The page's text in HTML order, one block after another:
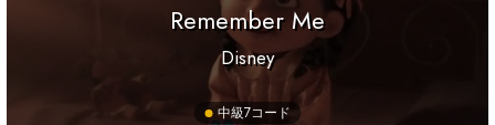
Remember Me
Disney
中級7コード